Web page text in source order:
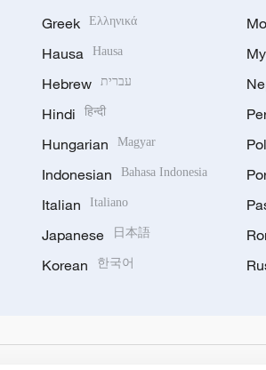
Greek Ελληνικά
Hausa Hausa
Hebrew עברית
Hindi हिन्दी
Hungarian Magyar
Indonesian Bahasa Indonesia
Italian Italiano
Japanese 日本語
Korean 한국어